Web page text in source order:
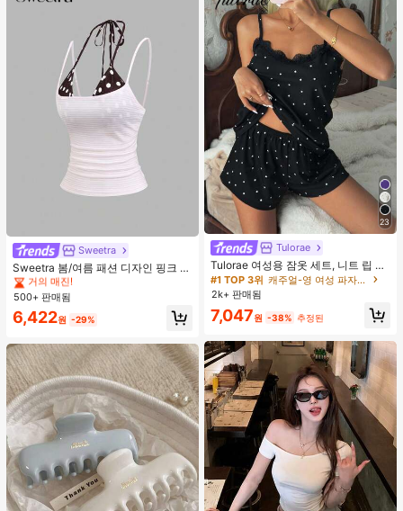
Sweetra
Sweetra 봄/여름 패션 디자인 핑크 스
트라이프 브라운 폴카 도트 스파게티
스트랩 2 In 1 스위트 걸리시 비치 로
맨틱 휴가 스타일 여성용 캐미 탱크 탑
#4 TOP 3위
짧은 여성 탱크 탑 & 카미스
거의 매진!
#4 TOP 3위
짧은 여성 탱크 탑 & 카미스
거의 매진!
#4 TOP 3위
짧은 여성 탱크 탑 & 카미스
거의 매진!
#4 TOP 3위
거의 매진!
500+ 판매됨
6,422원 -29%
23
Tulorae
Tulorae 여성용 잠옷 세트, 니트 립 원
단, 하트 프린트 대비 레이스 트림, 로
맨틱 달콤 귀여운 섹시 캐미솔 & 반바
지 베이비돌 잠옷 세트 투피스 나이트
세트 섹시 잠옷 세트 여성용 잠옷 롬퍼
투피스 잠옷 세트 여성용 잠옷 세트 도
트 잠옷 세트 잠옷 반바지 세트 투피스
잠옷 세트 여성용 여름 세트 도트 반바
지 세트 여성용 잠옷 세트 반바지 잠옷
세트 여성용 투피스 여름 라운지 세트
#1 TOP 3위
캐주얼-영 여성 파자마 세트
2k+ 판매됨
7,047원 -38% 추정된